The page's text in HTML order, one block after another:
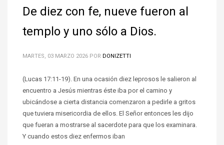
De diez con fe, nueve fueron al
templo y uno sólo a Dios.
MARTES, 03 MARZO 2026 POR DONIZETTI
(Lucas 17:11-19). En una ocasión diez leprosos le salieron al
encuentro a Jesús mientras éste iba por el camino y
ubicándose a cierta distancia comenzaron a pedirle a gritos
que tuviera misericordia de ellos. El Señor entonces les dijo
que fueran a mostrarse al sacerdote para que los examinara.
Y cuando estos diez enfermos iban